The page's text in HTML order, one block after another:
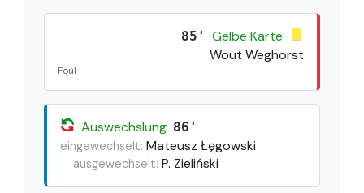
85'
Gelbe Karte
Wout Weghorst
Foul
Auswechslung 86'
eingewechselt: Mateusz Łęgowski
ausgewechselt: P. Zieliński